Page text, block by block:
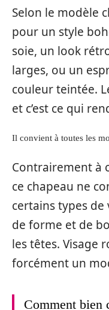
Selon le modèle
pour un style
soie, un look
larges, ou un
couleur teintée.
et c’est ce qui
Il convient à toutes les
Contrairement à
ce chapeau ne
certains types de
de forme et de
les têtes. Visage
forcément un
Comment bien